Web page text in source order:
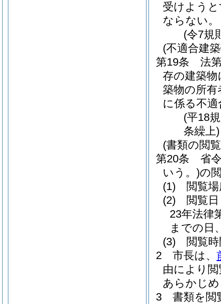
受けよう
ならない。
(令7規
(不適合建
第19条
法
存の建築
築物の所有
に係る不
(平18
条繰上)
(書類の閲
第20条
省
いう。)の
(1)
閲覧
(2)
閲覧
23年法律
までの日
(3)
閲覧
2
市長は、
由により
あらかじ
3
書類を閲